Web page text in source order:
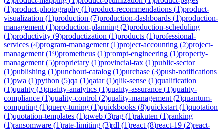
(1)product-photography (1)product-recommendations (1)product-
visualization (1)production (7)production-dashboards (1)production-
management (1)production-planning (2)production-scheduling
(1)productivity (9)productization (1)products (1)professional-
services (4)program-management (1)project-accounting (2)project-
management (19)prometheus (1)prompt-engineering (1)property-
management (5)proprietary (1)provincial-tax (1)public-sector
(1)publishing (1)punchout-catalog (1)purchase (3)push-notifications
(1)pwa (1)python (5)qa (1)qatar(1)qlik-sense (1)qualification
(1)quality (3)quality-analytics (1)quality-assurance (1)quality-
compliance (1)quality-control (2)quality-management (2)quantum-
computing (1)query-tuning (1)quickbooks (8)quickstart (1)quotation
(1)quotation-templates (1)qweb (3)rag (1)rakuten (1)ranking
(1)ransomware (1)rate-limiting (3)rdl (1)react (8)react-19 (2)react-